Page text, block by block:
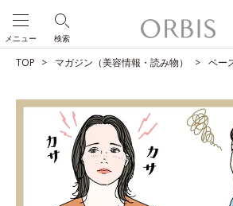
検索
メニュー
TOP マガジン（美容情報・読み物） ベー